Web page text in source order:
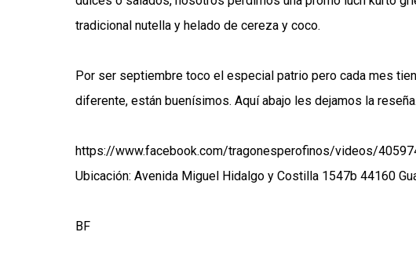
tradicional nutella y helado de cereza y coco.
Por ser septiembre toco el especial patrio pero cada mes
diferente, están buenísimos. Aquí abajo les dejamos la reseña.
https://www.facebook.com/tragonesperofinos/videos/
Ubicación: Avenida Miguel Hidalgo y Costilla 1547b 44160
BF